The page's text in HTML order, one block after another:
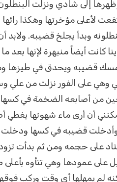
إلى شادي ونزلت
لأعلى مؤخرتها وهكذا
وبدأ يجلخ قضيبه. ولابد
كانت أيضاً منبهرة لإنها
قضيبه ويحدق في طيزها
وهي على الفور نزلت من علي
من أصابعه الضخمة في
أن أرى ماء شهوتها
قضيبه في كسها ودخلت
على حجمه ومن ثم بدأت
على عمودها وهي تتأوه
لم يمهلها أي وقت وركب